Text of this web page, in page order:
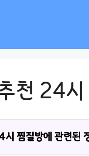
천 24
찜질방에 관련된